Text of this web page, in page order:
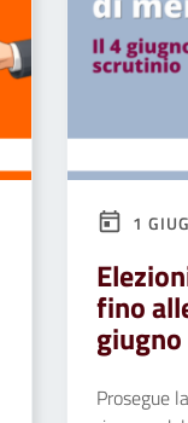
1
fino
giugno
Prosegue